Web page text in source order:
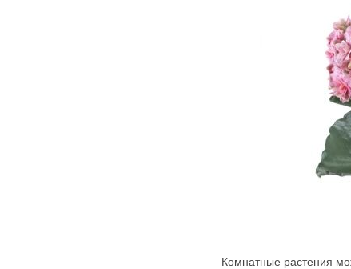
Комнатные растения